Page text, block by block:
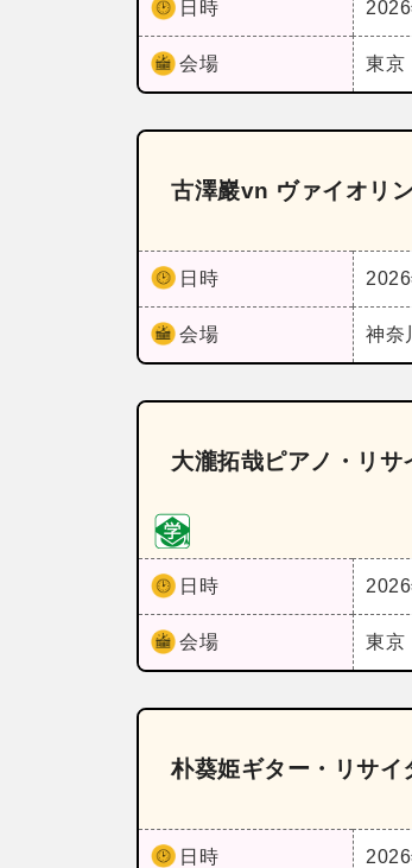
日時
会場 東京
古澤巖vn ヴァイオリ
日時
会場 神奈
大瀧拓哉ピアノ・リ
日時
会場 東京
朴葵姫ギター・リサ
日時